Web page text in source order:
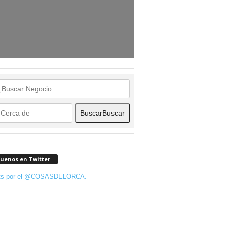
BuscarBuscar
en Twitter
por el @COSASDELORCA.